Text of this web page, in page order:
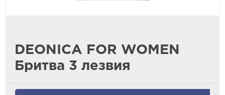
DEONICA FOR WOMEN
Бритва 3 лезвия